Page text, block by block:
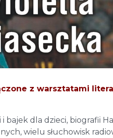
z warsztatami
dla dzieci, biografii
wielu słuchowisk